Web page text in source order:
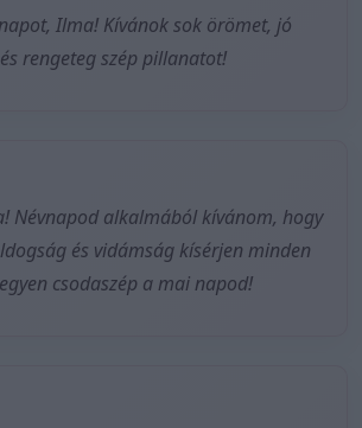
Ilma! Kívánok sok örömet, jó
rengeteg szép pillanatot!
Névnapod alkalmából kívánom, hogy
és vidámság kísérjen minden
csodaszép a mai napod!